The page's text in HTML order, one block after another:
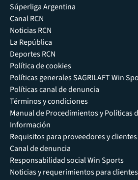
Súperliga Argentina
Canal RCN
Noticias RCN
La República
Deportes RCN
Política de cookies
Políticas generales SAGRILAFT Win
Políticas canal de denuncia
Términos y condiciones
Manual de Procedimientos y Políticas
Información
Requisitos para proveedores y clientes
Canal de denuncia
Responsabilidad social Win Sports
Noticias y requerimientos para